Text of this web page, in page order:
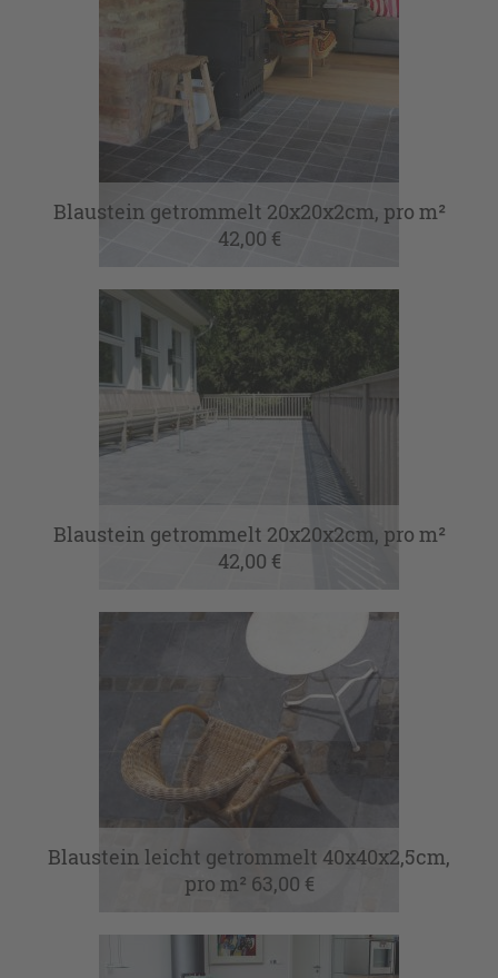
Blaustein getrommelt 20x20x2cm, pro m²
42,00 €
Blaustein getrommelt 20x20x2cm, pro m²
42,00 €
Blaustein leicht getrommelt 40x40x2,5cm,
pro m² 63,00 €